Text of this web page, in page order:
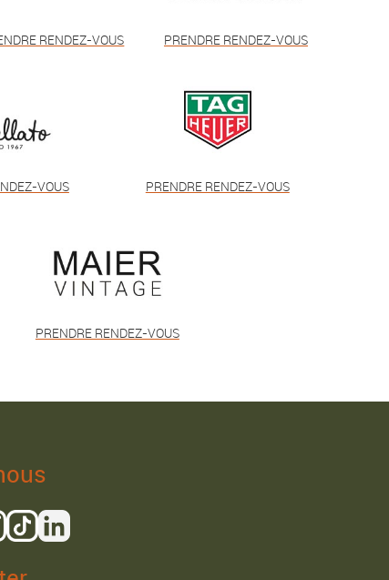
RENDEZ-VOUS PRENDRE RENDEZ-VOUS
VOUS PRENDRE RENDEZ-VOUS
PRENDRE RENDEZ-VOUS